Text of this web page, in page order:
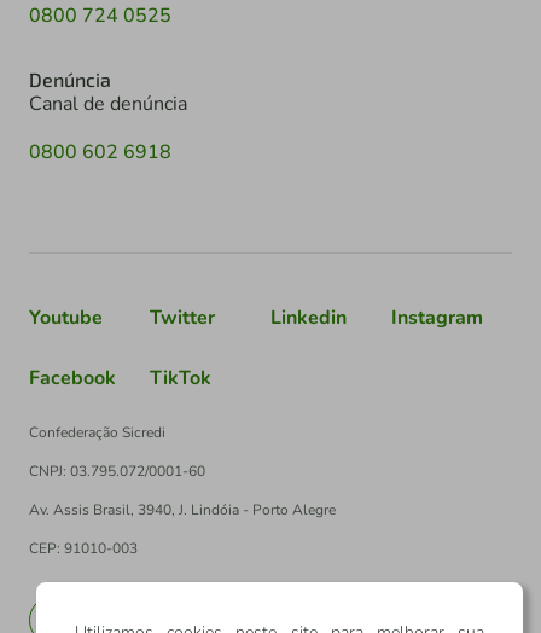
0800 724 0525
Denúncia
Canal de denúncia
0800 602 6918
Youtube Twitter Linkedin Instagram
Facebook TikTok
Confederação Sicredi
CNPJ: 03.795.072/0001-60
Av. Assis Brasil, 3940, J. Lindóia - Porto Alegre
CEP: 91010-003